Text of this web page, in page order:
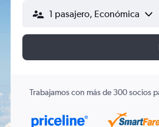
1 pasajero, Económica
Trabajamos con más de 300 socios